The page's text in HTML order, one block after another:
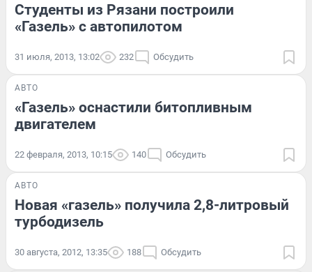
Студенты из Рязани построили
«Газель» с автопилотом
31 июля, 2013, 13:02 232 Обсудить
АВТО
«Газель» оснастили битопливным
двигателем
22 февраля, 2013, 10:15 140 Обсудить
АВТО
Новая «газель» получила 2,8-литровый
турбодизель
30 августа, 2012, 13:35 188 Обсудить